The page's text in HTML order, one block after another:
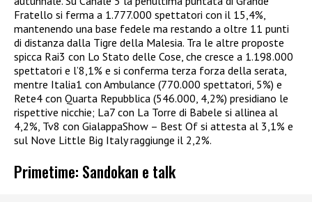
Fratello si ferma a 1.777.000 spettatori con il 15,4%,
mantenendo una base fedele ma restando a oltre 11 punti
di distanza dalla Tigre della Malesia. Tra le altre proposte
spicca Rai3 con Lo Stato delle Cose, che cresce a 1.198.000
spettatori e l’8,1% e si conferma terza forza della serata,
mentre Italia1 con Ambulance (770.000 spettatori, 5%) e
Rete4 con Quarta Repubblica (546.000, 4,2%) presidiano le
rispettive nicchie; La7 con La Torre di Babele si allinea al
4,2%, Tv8 con GialappaShow – Best Of si attesta al 3,1% e
sul Nove Little Big Italy raggiunge il 2,2%.​
Primetime: Sandokan e talk